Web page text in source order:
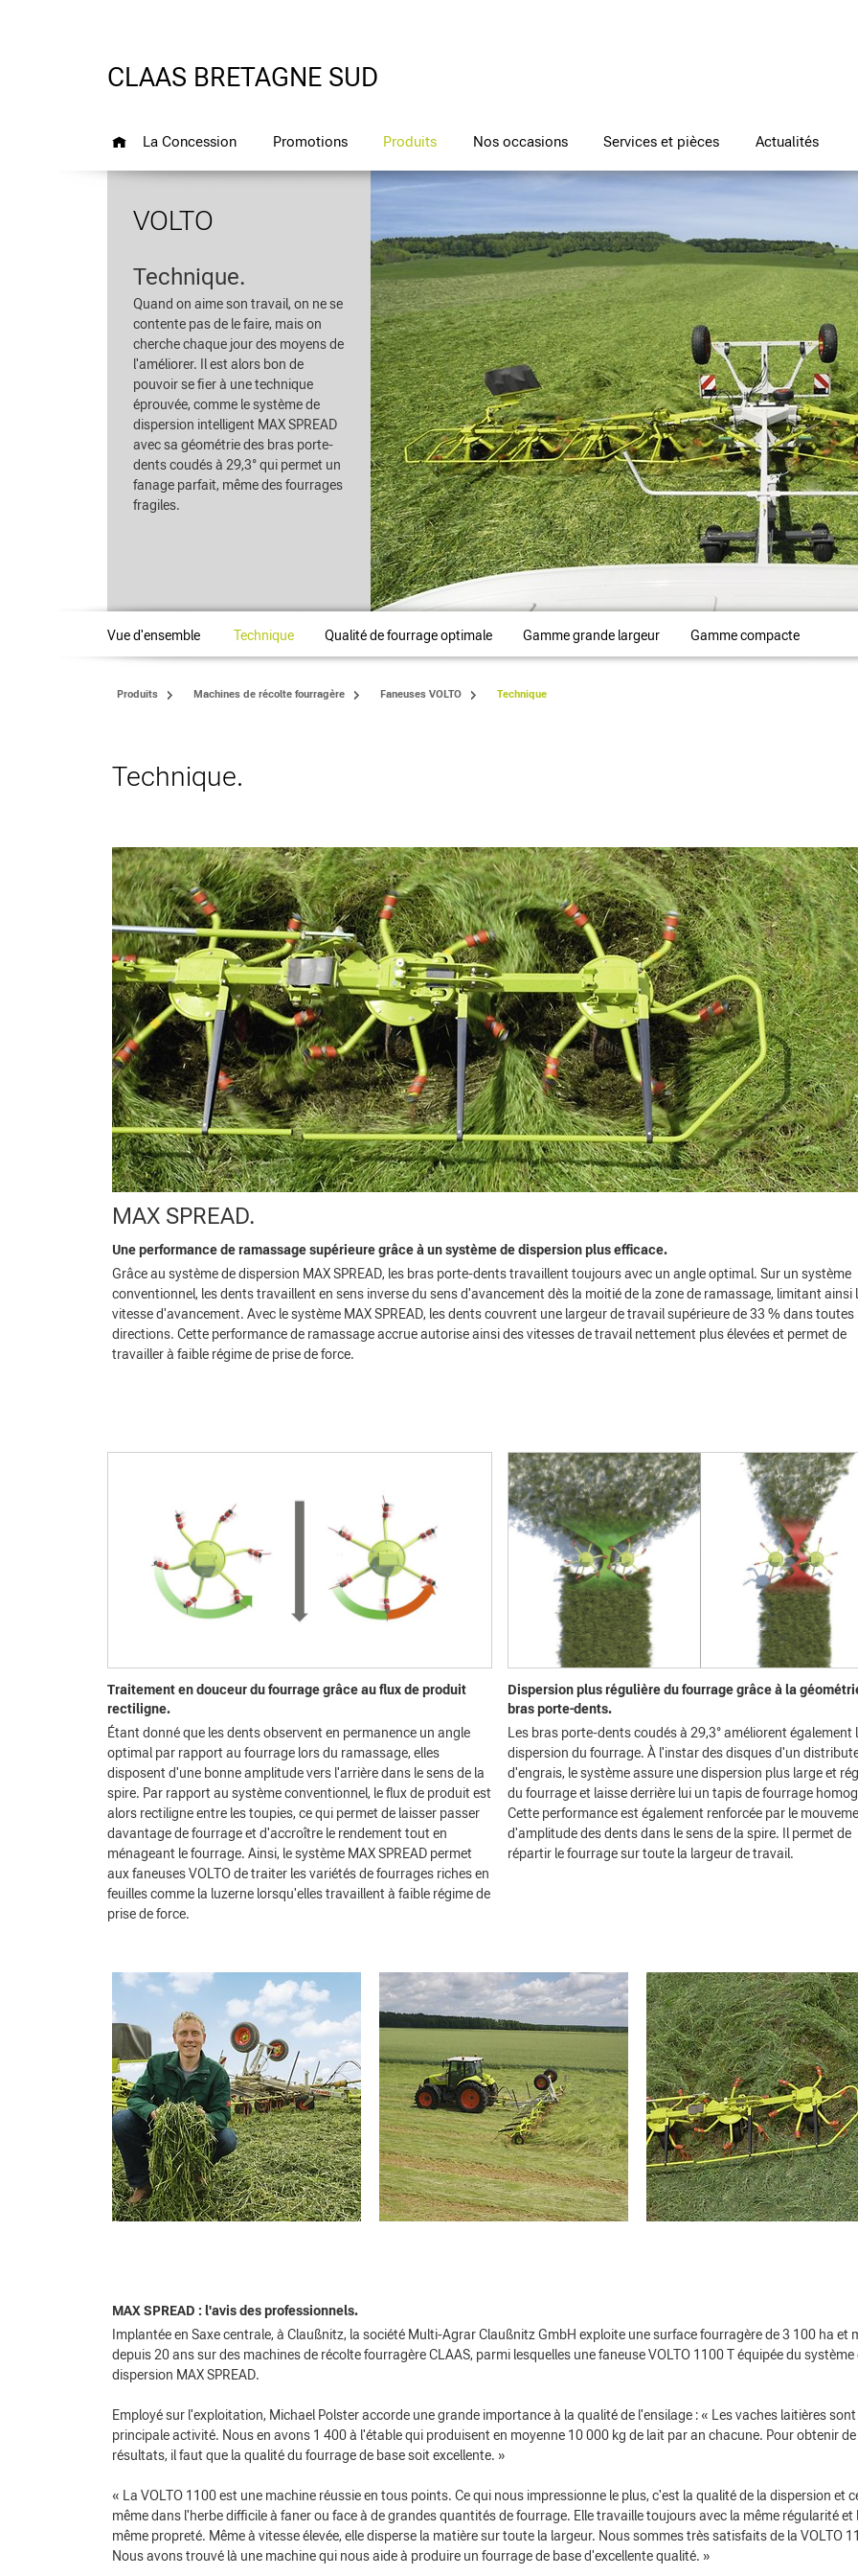
CLAAS BRETAGNE SUD
La Concession Promotions Produits Nos occasions Services et pièces Actualités
VOLTO
Technique.
Quand on aime son travail, on ne se
contente pas de le faire, mais on
cherche chaque jour des moyens de
l'améliorer. Il est alors bon de
pouvoir se fier à une technique
éprouvée, comme le système de
dispersion intelligent MAX SPREAD
avec sa géométrie des bras porte-
dents coudés à 29,3° qui permet un
fanage parfait, même des fourrages
fragiles.
Vue d'ensemble Technique Qualité de fourrage optimale Gamme grande largeur Gamme compacte
Produits Machines de récolte fourragère Faneuses VOLTO Technique
Technique.
MAX SPREAD.
Une performance de ramassage supérieure grâce à un système de dispersion plus efficace.
Grâce au système de dispersion MAX SPREAD, les bras porte-dents travaillent toujours avec un angle optimal. Sur un système
conventionnel, les dents travaillent en sens inverse du sens d'avancement dès la moitié de la zone de ramassage, limitant ainsi
vitesse d'avancement. Avec le système MAX SPREAD, les dents couvrent une largeur de travail supérieure de 33 % dans toutes
directions. Cette performance de ramassage accrue autorise ainsi des vitesses de travail nettement plus élevées et permet de
travailler à faible régime de prise de force.
Traitement en douceur du fourrage grâce au flux de produit
rectiligne.
Étant donné que les dents observent en permanence un angle
optimal par rapport au fourrage lors du ramassage, elles
disposent d'une bonne amplitude vers l'arrière dans le sens de la
spire. Par rapport au système conventionnel, le flux de produit est
alors rectiligne entre les toupies, ce qui permet de laisser passer
davantage de fourrage et d'accroître le rendement tout en
ménageant le fourrage. Ainsi, le système MAX SPREAD permet
aux faneuses VOLTO de traiter les variétés de fourrages riches en
feuilles comme la luzerne lorsqu'elles travaillent à faible régime de
prise de force.
Dispersion plus régulière du fourrage grâce à la
bras porte-dents.
Les bras porte-dents coudés à 29,3° améliorent également
dispersion du fourrage. À l'instar des disques d'un
d'engrais, le système assure une dispersion plus large et
du fourrage et laisse derrière lui un tapis de fourrage
Cette performance est également renforcée par le
d'amplitude des dents dans le sens de la spire. Il permet de
répartir le fourrage sur toute la largeur de travail.
MAX SPREAD : l'avis des professionnels.
Implantée en Saxe centrale, à Claußnitz, la société Multi-Agrar Claußnitz GmbH exploite une surface fourragère de 3 100 ha et
depuis 20 ans sur des machines de récolte fourragère CLAAS, parmi lesquelles une faneuse VOLTO 1100 T équipée du système
dispersion MAX SPREAD.
Employé sur l'exploitation, Michael Polster accorde une grande importance à la qualité de l'ensilage : « Les vaches laitières
principale activité. Nous en avons 1 400 à l'étable qui produisent en moyenne 10 000 kg de lait par an chacune. Pour obtenir
résultats, il faut que la qualité du fourrage de base soit excellente. »
« La VOLTO 1100 est une machine réussie en tous points. Ce qui nous impressionne le plus, c'est la qualité de la dispersion et
même dans l'herbe difficile à faner ou face à de grandes quantités de fourrage. Elle travaille toujours avec la même régularité et
même propreté. Même à vitesse élevée, elle disperse la matière sur toute la largeur. Nous sommes très satisfaits de la VOLTO
Nous avons trouvé là une machine qui nous aide à produire un fourrage de base d'excellente qualité. »